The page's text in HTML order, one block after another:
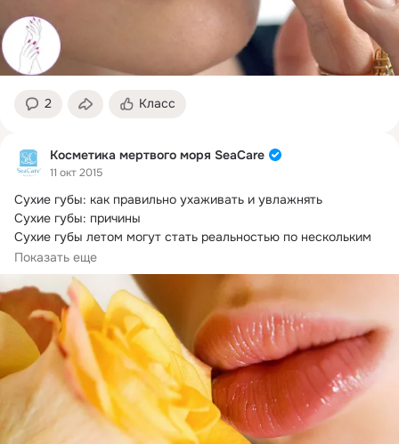
2 Класс
Косметика мертвого моря SeaCare
11 окт 2015
Сухие губы: как правильно ухаживать и увлажнять
Сухие губы: причины
Сухие губы летом могут стать реальностью по нескольким
причинам.
Показать еще